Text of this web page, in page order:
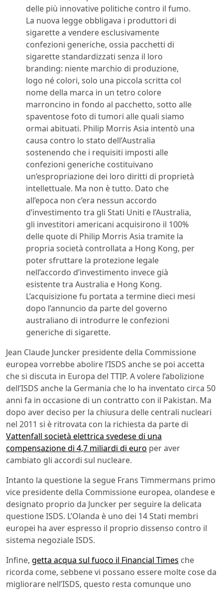
delle più innovative politiche contro il fumo.
La nuova legge obbligava i produttori di
sigarette a vendere esclusivamente
confezioni generiche, ossia pacchetti di
sigarette standardizzati senza il loro
branding: niente marchio di produzione,
logo né colori, solo una piccola scritta col
nome della marca in un tetro colore
marroncino in fondo al pacchetto, sotto alle
spaventose foto di tumori alle quali siamo
ormai abituati. Philip Morris Asia intentò una
causa contro lo stato dell’Australia
sostenendo che i requisiti imposti alle
confezioni generiche costituivano
un’espropriazione dei loro diritti di proprietà
intellettuale. Ma non è tutto. Dato che
all’epoca non c’era nessun accordo
d’investimento tra gli Stati Uniti e l’Australia,
gli investitori americani acquisirono il 100%
delle quote di Philip Morris Asia tramite la
propria società controllata a Hong Kong, per
poter sfruttare la protezione legale
nell’accordo d’investimento invece già
esistente tra Australia e Hong Kong.
L’acquisizione fu portata a termine dieci mesi
dopo l’annuncio da parte del governo
australiano di introdurre le confezioni
generiche di sigarette.
Jean Claude Juncker presidente della Commissione
europea vorrebbe abolire l’ISDS anche se poi accetta
che si discuta in Europa del TTIP. A volere l’abolizione
dell’ISDS anche la Germania che lo ha inventato circa 50
anni fa in occasione di un contratto con il Pakistan. Ma
dopo aver deciso per la chiusura delle centrali nucleari
nel 2011 si è ritrovata con la richiesta da parte di
Vattenfall società elettrica svedese di una
compensazione di 4,7 miliardi di euro per aver
cambiato gli accordi sul nucleare.
Intanto la questione la segue Frans Timmermans primo
vice presidente della Commissione europea, olandese e
designato proprio da Juncker per seguire la delicata
questione ISDS. L’Olanda è uno dei 14 Stati membri
europei ha aver espresso il proprio dissenso contro il
sistema negoziale ISDS.
Infine, getta acqua sul fuoco il Financial Times che
ricorda come, sebbene vi possano essere molte cose da
migliorare nell’ISDS, questo resta comunque uno